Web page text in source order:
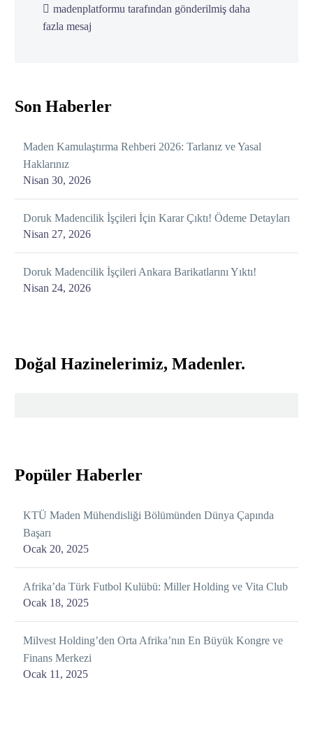
madenplatformu tarafından gönderilmiş daha
fazla mesaj
Son Haberler
Maden Kamulaştırma Rehberi 2026: Tarlanız ve Yasal
Haklarınız
Nisan 30, 2026
Doruk Madencilik İşçileri İçin Karar Çıktı! Ödeme Detayları
Nisan 27, 2026
Doruk Madencilik İşçileri Ankara Barikatlarını Yıktı!
Nisan 24, 2026
Doğal Hazinelerimiz, Madenler.
Popüler Haberler
KTÜ Maden Mühendisliği Bölümünden Dünya Çapında
Başarı
Ocak 20, 2025
Afrika’da Türk Futbol Kulübü: Miller Holding ve Vita Club
Ocak 18, 2025
Milvest Holding’den Orta Afrika’nın En Büyük Kongre ve
Finans Merkezi
Ocak 11, 2025